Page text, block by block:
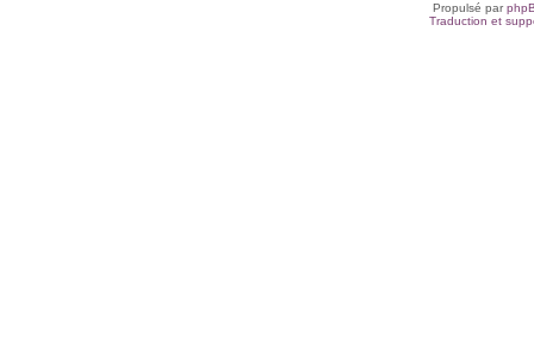
Propulsé par
Traduction et